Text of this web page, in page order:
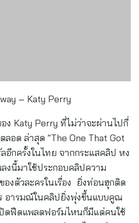
งตัวละครในเรื่อง ยิ่งท่อนฮุกติด
ร อารมณ์ในคลิปยิ่งพุ่งขึ้นแบบคูณ
ปิดฟีดแพลตฟอร์มไหนก็มีแต่คนใช้
ยากตามเทรนด์ ลองไปดูคลิปของ
@fernrin.edit, Tiktok
ลย รับรองอินจนอยากกลับไปฟัง
น่นอน